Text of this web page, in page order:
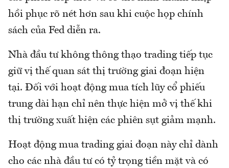
hồi phục rõ nét hơn sau khi cuộc họp chính
sách của Fed diễn ra.
Nhà đầu tư không thông thạo trading tiếp tục
giữ vị thế quan sát thị trường giai đoạn hiện
tại. Đối với hoạt động mua tích lũy cổ phiếu
trung dài hạn chỉ nên thực hiện mở vị thế khi
thị trường xuất hiện các phiên sụt giảm mạnh.
Hoạt động mua trading giai đoạn này chỉ dành
cho các nhà đầu tư có tỷ trọng tiền mặt và có